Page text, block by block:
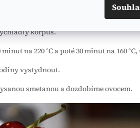
druhém.
korpus.
na 220 °C a poté 30 minut na 160
vystydnout.
smetanou a dozdobíme ovocem.